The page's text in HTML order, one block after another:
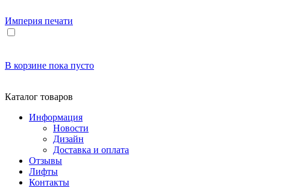
Империя печати
В корзине пока пусто
Каталог товаров
Информация
Новости
Дизайн
Доставка и оплата
Отзывы
Лифты
Контакты